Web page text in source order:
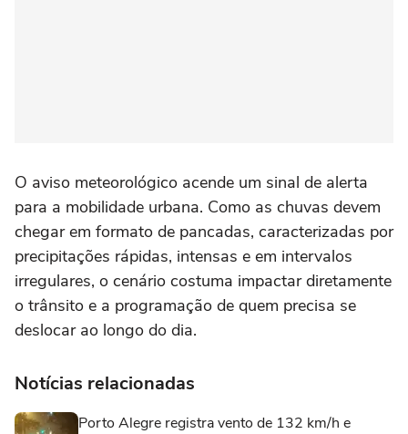
O aviso meteorológico acende um sinal de alerta
para a mobilidade urbana. Como as chuvas devem
chegar em formato de pancadas, caracterizadas por
precipitações rápidas, intensas e em intervalos
irregulares, o cenário costuma impactar diretamente
o trânsito e a programação de quem precisa se
deslocar ao longo do dia.
Notícias relacionadas
Porto Alegre registra vento de 132 km/h e